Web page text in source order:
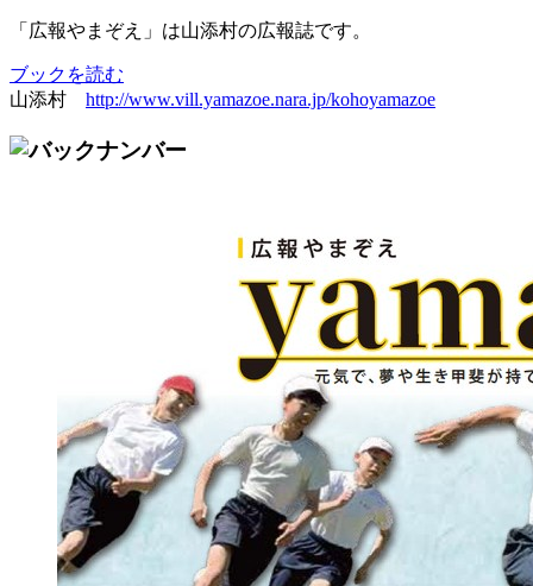
「広報やまぞえ」は山添村の広報誌です。
ブックを読む
山添村 http://www.vill.yamazoe.nara.jp/kohoyamazoe